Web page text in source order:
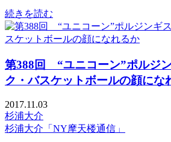
続きを読む
第388回 “ユニコーン”ポルジ
ク・バスケットボールの顔にな
2017.11.03
杉浦大介
杉浦大介「NY摩天楼通信」